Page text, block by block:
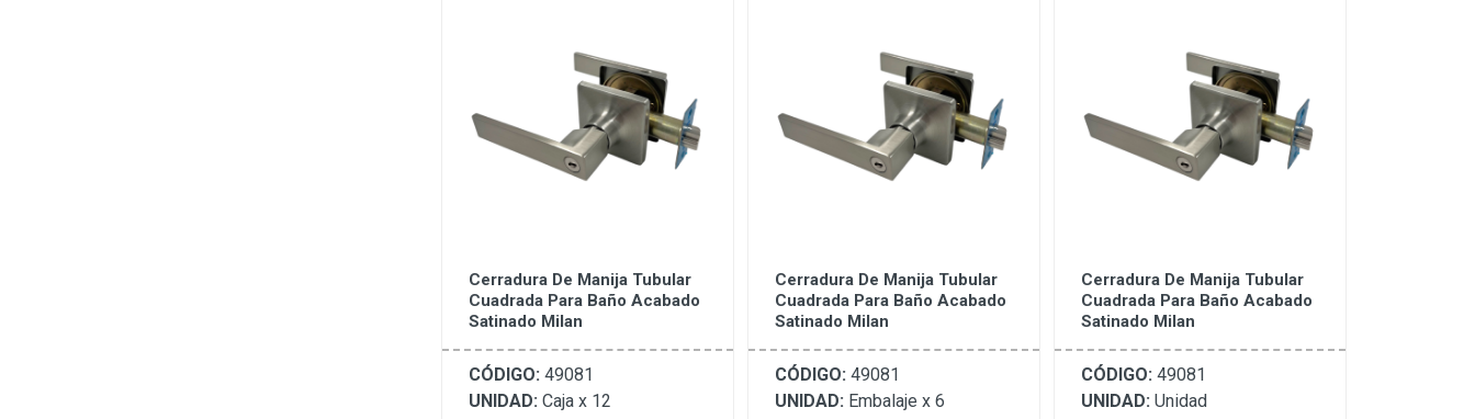
Cerradura De Manija Tubular
Cuadrada Para Baño Acabado
Satinado Milan
CÓDIGO: 49081
UNIDAD: Caja x 12
Cerradura De Manija Tubular
Cuadrada Para Baño Acabado
Satinado Milan
CÓDIGO: 49081
UNIDAD: Embalaje x 6
Cerradura De Manija Tubular
Cuadrada Para Baño Acabado
Satinado Milan
CÓDIGO: 49081
UNIDAD: Unidad